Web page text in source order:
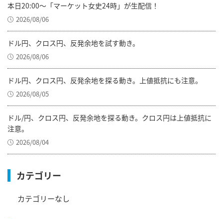
本日20:00～「マーケット女史24時」が生配信！
2026/08/06
ドル円、クロス円、反発余地を試す動き。
2026/08/06
ドル円、クロス円、反発余地を探る動き。上値抵抗にも注意。
2026/08/05
ドル/円、クロス円、反発余地を探る動き。クロス円は上値抵抗に
注意。
2026/08/04
カテゴリー
カテゴリーなし